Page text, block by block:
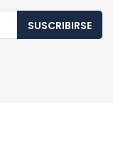
SUSCRIBIRSE